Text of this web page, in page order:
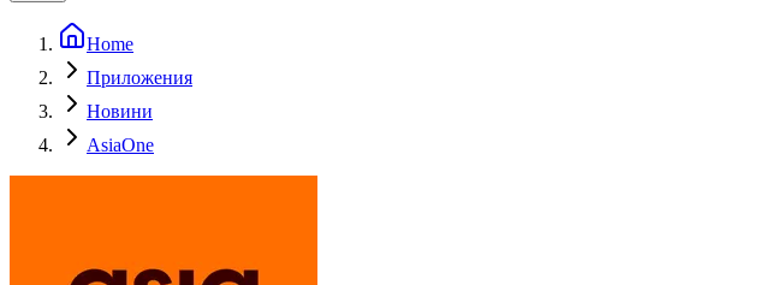
Home
Приложения
Новини
AsiaOne